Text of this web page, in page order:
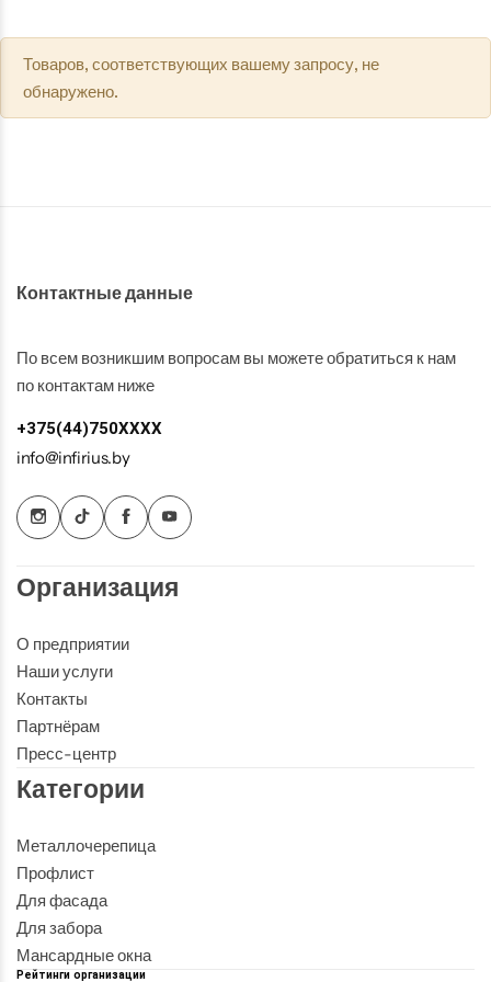
Товаров, соответствующих вашему запросу, не
обнаружено.
Контактные данные
По всем возникшим вопросам вы можете обратиться к нам
по контактам ниже
+375(44)750XXXX
info@infirius.by
Организация
О предприятии
Наши услуги
Контакты
Партнёрам
Пресс-центр
Категории
Металлочерепица
Профлист
Для фасада
Для забора
Мансардные окна
Рейтинги организации
Металлопрокат